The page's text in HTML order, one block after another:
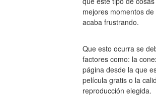
mejores momentos
acaba frustrando.
Que esto ocurra se
factores como: la
página desde la que
película gratis o la
reproducción elegida.